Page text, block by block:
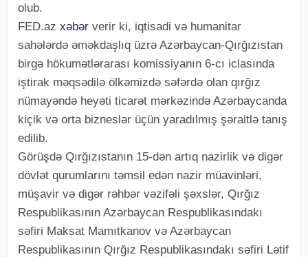
olub.
FED.az xəbər verir ki, iqtisadi və humanitar
sahələrdə əməkdaşlıq üzrə Azərbaycan-Qırğızıstan
birgə hökumətlərarası komissiyanın 6-cı iclasında
iştirak məqsədilə ölkəmizdə səfərdə olan qırğız
nümayəndə heyəti ticarət mərkəzində Azərbaycanda
kiçik və orta bizneslər üçün yaradılmış şəraitlə tanış
edilib.
Görüşdə Qırğızıstanın 15-dən artıq nazirlik və digər
dövlət qurumlarını təmsil edən nazir müavinləri,
müşavir və digər rəhbər vəzifəli şəxslər, Qırğız
Respublikasının Azərbaycan Respublikasındakı
səfiri Maksat Mamıtkanov və Azərbaycan
Respublikasının Qırğız Respublikasındakı səfiri Lətif